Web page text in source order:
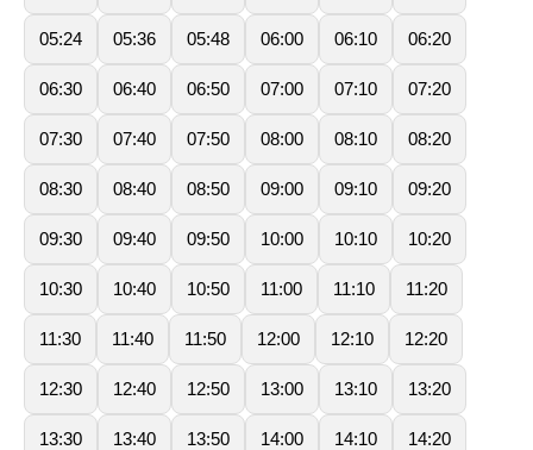
05:24 05:36 05:48 06:00 06:10 06:20
06:30 06:40 06:50 07:00 07:10 07:20
07:30 07:40 07:50 08:00 08:10 08:20
08:30 08:40 08:50 09:00 09:10 09:20
09:30 09:40 09:50 10:00 10:10 10:20
10:30 10:40 10:50 11:00 11:10 11:20
11:30 11:40 11:50 12:00 12:10 12:20
12:30 12:40 12:50 13:00 13:10 13:20
13:30 13:40 13:50 14:00 14:10 14:20